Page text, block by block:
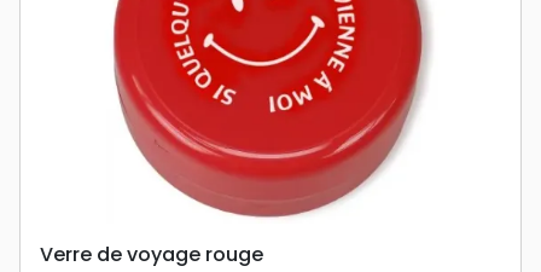
Verre de voyage rouge